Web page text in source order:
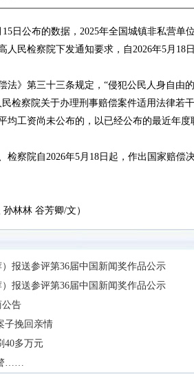
公布的数据，2025年全国城镇非私营单
人民检察院下发通知要求，自2026年5月18
》第三十三条规定，“侵犯公民人身自由
检察院关于办理刑事赔偿案件适用法律若
均工资尚未公布的，以已经公布的最近年度
察院自2026年5月18日起，作出国家赔偿
林林 谷芳卿/文）
报送参评第36届中国新闻奖作品公示
报送参评第36届中国新闻奖作品公示
公告
子挽回亲情
40多万元
警……